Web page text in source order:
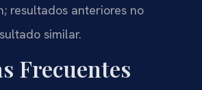
resultados anteriores no
similar.
Frecuentes